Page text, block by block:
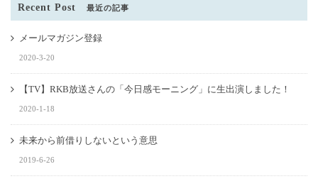
Recent Post 最近の記事
メールマガジン登録
2020-3-20
【TV】RKB放送さんの「今日感モーニング」に生出演しました！
2020-1-18
未来から前借りしないという意思
2019-6-26